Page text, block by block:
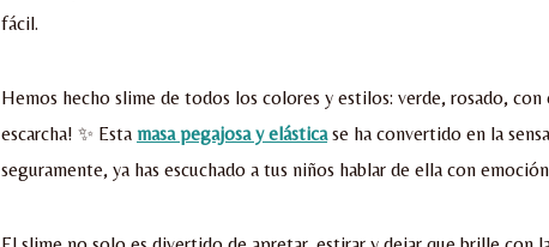
fácil.
Hemos hecho slime de todos los colores y estilos: verde, rosado, con
escarcha! ✨ Esta masa pegajosa y elásticase ha convertido en la
seguramente, ya has escuchado a tus niños hablar de ella con